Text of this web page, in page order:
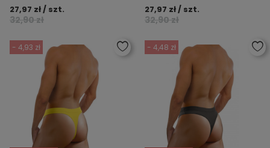
32,90 zł
27,97 zł / szt.
32,90 zł
27,97 zł / szt.
- 4,93 zł - 4,48 zł